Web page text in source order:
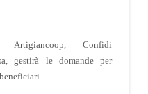
Artigiancoop, Confidi
gestirà le domande per